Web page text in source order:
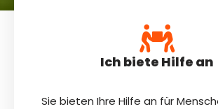
Ich biete Hilfe an
Sie bieten Ihre Hilfe an für